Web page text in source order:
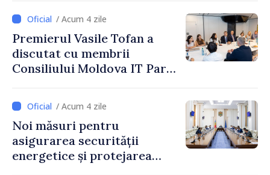
/ Acum 4 zile
Premierul Vasile Tofan a
discutat cu membrii
Consiliului Moldova IT Park:
industriei IT”
/ Acum 4 zile
Noi măsuri pentru
asigurarea securității
energetice și protejarea